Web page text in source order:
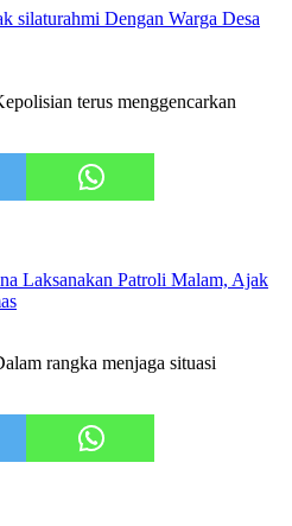
silaturahmi Dengan Warga Desa
terus menggencarkan
Laksanakan Patroli Malam, Ajak
rangka menjaga situasi